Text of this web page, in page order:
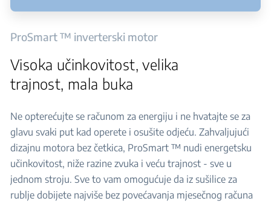
ProSmart ™ inverterski motor
Visoka učinkovitost, velika
trajnost, mala buka
Ne opterećujte se računom za energiju i ne hvatajte se za
glavu svaki put kad operete i osušite odjeću. Zahvaljujući
dizajnu motora bez četkica, ProSmart ™ nudi energetsku
učinkovitost, niže razine zvuka i veću trajnost - sve u
jednom stroju. Sve to vam omogućuje da iz sušilice za
rublje dobijete najviše bez povećavanja mjesečnog računa